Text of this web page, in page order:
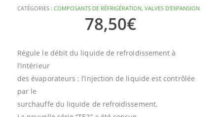
CATÉGORIES : COMPOSANTS DE RÉFRIGÉRATION VALVES D'EXPANSION
78,50€
Régule le débit du liquide de refroidissement à
l’intérieur
des évaporateurs ; l’injection de liquide est contrôlée
par le
surchauffe du liquide de refroidissement.